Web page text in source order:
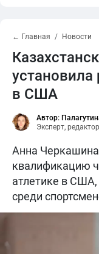
← Главная Новости
в США
Автор:
Эксперт,
Анна
квалификацию
атлетике в США,
среди